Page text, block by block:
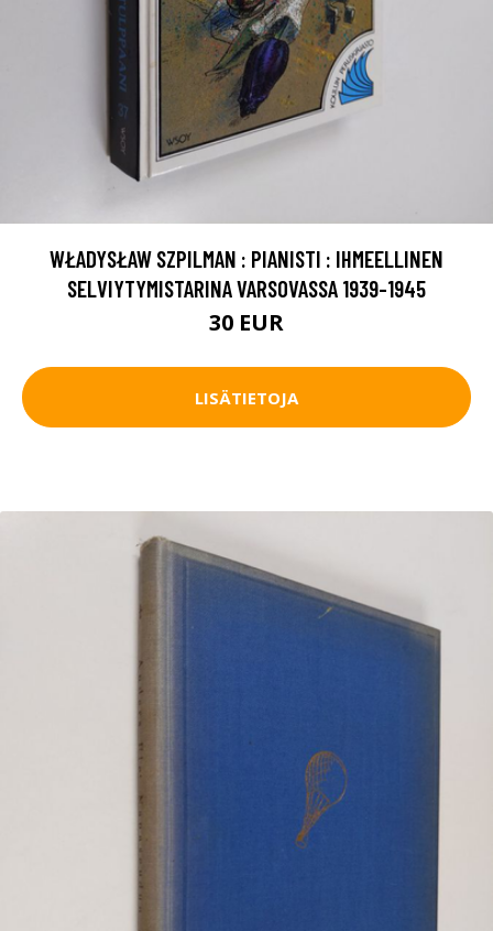
WŁADYSŁAW SZPILMAN : PIANISTI : IHMEELLINEN
SELVIYTYMISTARINA VARSOVASSA 1939-1945
30 EUR
LISÄTIETOJA